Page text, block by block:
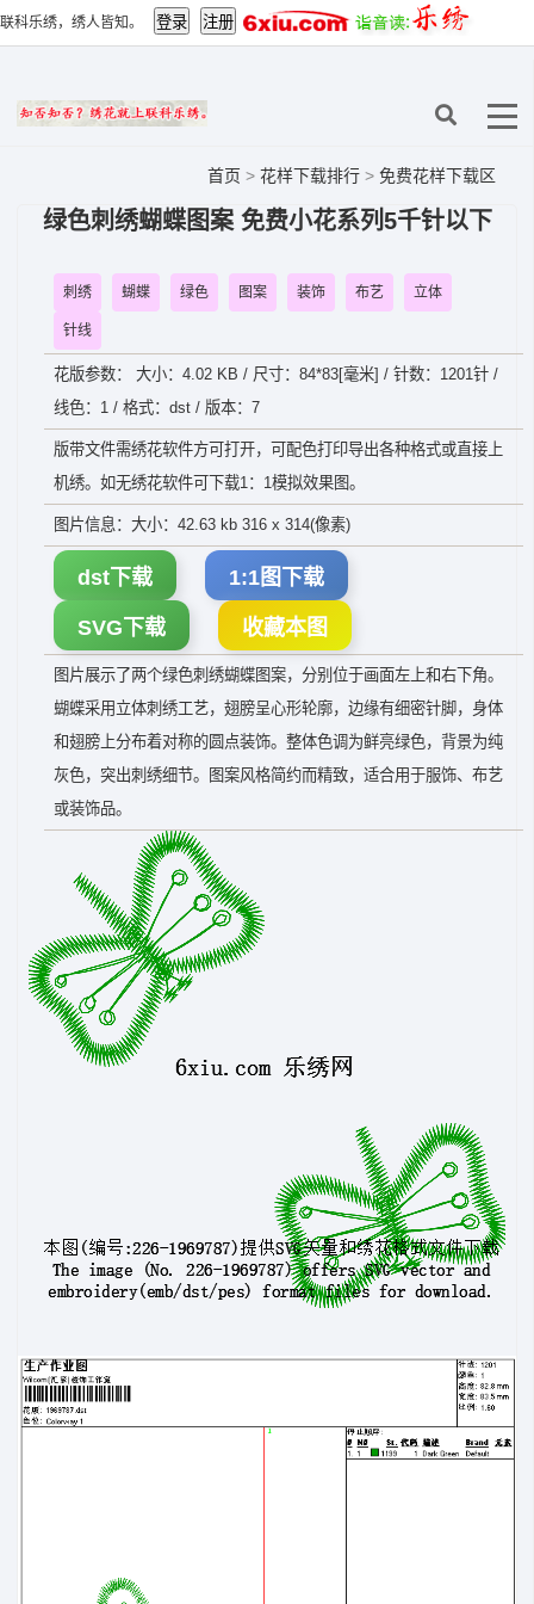
联科乐绣，绣人皆知。
首页 > 花样下载排行 > 免费花样下载区
绿色刺绣蝴蝶图案 免费小花系列5千针以下
刺绣 蝴蝶 绿色 图案 装饰 布艺 立体
针线
花版参数： 大小：4.02 KB / 尺寸：84*83[毫米] / 针数：1201针 /
线色：1 / 格式：dst / 版本：7
版带文件需绣花软件方可打开，可配色打印导出各种格式或直接上
机绣。如无绣花软件可下载1：1模拟效果图。
图片信息：大小：42.63 kb 316 x 314(像素)
dst下载 1:1图下载
SVG下载 收藏本图
图片展示了两个绿色刺绣蝴蝶图案，分别位于画面左上和右下角。
蝴蝶采用立体刺绣工艺，翅膀呈心形轮廓，边缘有细密针脚，身体
和翅膀上分布着对称的圆点装饰。整体色调为鲜亮绿色，背景为纯
灰色，突出刺绣细节。图案风格简约而精致，适合用于服饰、布艺
或装饰品。